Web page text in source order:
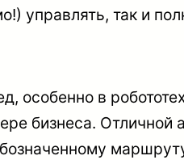
управлять, так и
особенно в
бизнеса.